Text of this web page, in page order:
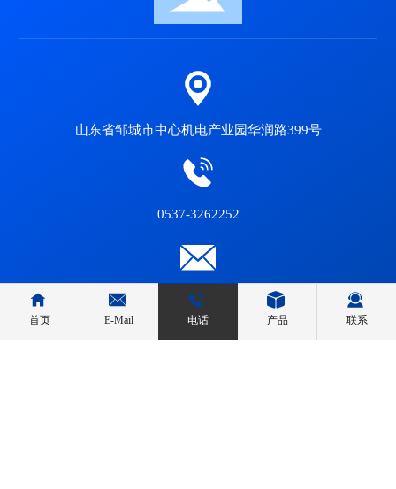
山东省邹城市中心机电产业园华润路399号
0537-3262252
wendy@worldwoven.com
首页 E-Mail 电话 产品 联系